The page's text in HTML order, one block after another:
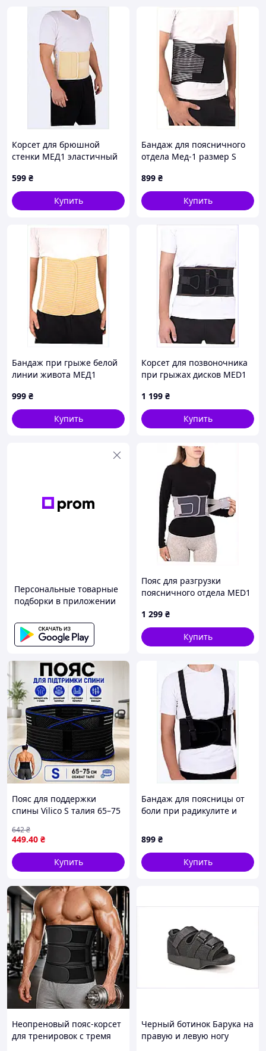
Корсет для брюшной
стенки МЕД1 эластичный
88361HAK15
599 ₴
Купить
Бандаж для поясничного
отдела Мед-1 размер S
899 ₴
Купить
Бандаж при грыже белой
линии живота МЕД1
999 ₴
Купить
Корсет для позвоночника
при грыжах дисков MED1
1 199 ₴
Купить
Персональные товарные
подборки в приложении
Пояс для разгрузки
поясничного отдела MED1
1 299 ₴
Купить
Пояс для поддержки
спины Vilico S талия 65–75
жесткости ортопедический
пояс для фиксации
поясницы
449.40 ₴
642₴
Купить
Бандаж для поясницы от
боли при радикулите и
883K619M5
899 ₴
Купить
Неопреновый пояс-корсет
для тренировок с тремя
Черный ботинок Барука на
правую и левую ногу